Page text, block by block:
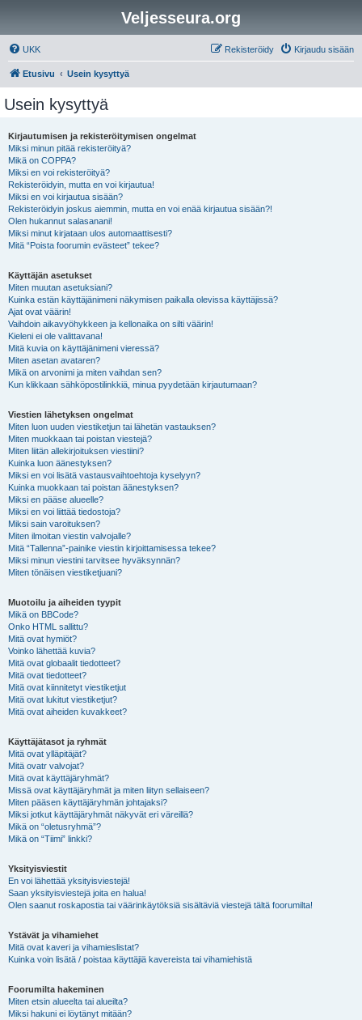
Veljesseura.org
UKK Kirjaudu sisään
Rekisteröidy
Etusivu Usein kysyttyä
Usein kysyttyä
Kirjautumisen ja rekisteröitymisen ongelmat
Miksi minun pitää rekisteröityä?
Mikä on COPPA?
Miksi en voi rekisteröityä?
Rekisteröidyin, mutta en voi kirjautua!
Miksi en voi kirjautua sisään?
Rekisteröidyin joskus aiemmin, mutta en voi enää kirjautua sisään?!
Olen hukannut salasanani!
Miksi minut kirjataan ulos automaattisesti?
Mitä “Poista foorumin evästeet” tekee?
Käyttäjän asetukset
Miten muutan asetuksiani?
Kuinka estän käyttäjänimeni näkymisen paikalla olevissa käyttäjissä?
Ajat ovat väärin!
Vaihdoin aikavyöhykkeen ja kellonaika on silti väärin!
Kieleni ei ole valittavana!
Mitä kuvia on käyttäjänimeni vieressä?
Miten asetan avataren?
Mikä on arvonimi ja miten vaihdan sen?
Kun klikkaan sähköpostilinkkiä, minua pyydetään kirjautumaan?
Viestien lähetyksen ongelmat
Miten luon uuden viestiketjun tai lähetän vastauksen?
Miten muokkaan tai poistan viestejä?
Miten liitän allekirjoituksen viestiini?
Kuinka luon äänestyksen?
Miksi en voi lisätä vastausvaihtoehtoja kyselyyn?
Kuinka muokkaan tai poistan äänestyksen?
Miksi en pääse alueelle?
Miksi en voi liittää tiedostoja?
Miksi sain varoituksen?
Miten ilmoitan viestin valvojalle?
Mitä “Tallenna”-painike viestin kirjoittamisessa tekee?
Miksi minun viestini tarvitsee hyväksynnän?
Miten tönäisen viestiketjuani?
Muotoilu ja aiheiden tyypit
Mikä on BBCode?
Onko HTML sallittu?
Mitä ovat hymiöt?
Voinko lähettää kuvia?
Mitä ovat globaalit tiedotteet?
Mitä ovat tiedotteet?
Mitä ovat kiinnitetyt viestiketjut
Mitä ovat lukitut viestiketjut?
Mitä ovat aiheiden kuvakkeet?
Käyttäjätasot ja ryhmät
Mitä ovat ylläpitäjät?
Mitä ovatr valvojat?
Mitä ovat käyttäjäryhmät?
Missä ovat käyttäjäryhmät ja miten liityn sellaiseen?
Miten pääsen käyttäjäryhmän johtajaksi?
Miksi jotkut käyttäjäryhmät näkyvät eri väreillä?
Mikä on “oletusryhmä”?
Mikä on “Tiimi” linkki?
Yksityisviestit
En voi lähettää yksityisviestejä!
Saan yksityisviestejä joita en halua!
Olen saanut roskapostia tai väärinkäytöksiä sisältäviä viestejä tältä foorumilta!
Ystävät ja vihamiehet
Mitä ovat kaveri ja vihamieslistat?
Kuinka voin lisätä / poistaa käyttäjiä kavereista tai vihamiehistä
Foorumilta hakeminen
Miten etsin alueelta tai alueilta?
Miksi hakuni ei löytänyt mitään?